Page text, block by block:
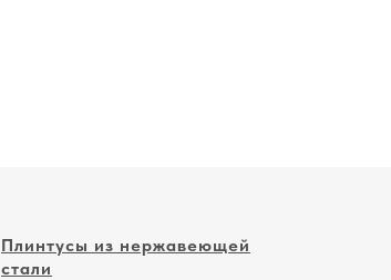
Плинтусы из нержавеющей
стали